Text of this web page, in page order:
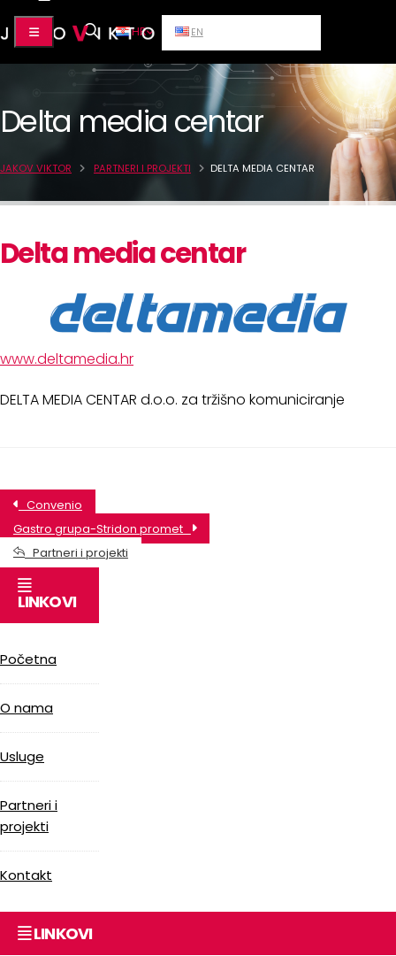
HR EN
Delta media centar
JAKOV VIKTOR PARTNERI I PROJEKTI DELTA MEDIA CENTAR
Delta media centar
www.deltamedia.hr
DELTA MEDIA CENTAR d.o.o. za tržišno komuniciranje
Convenio
Gastro grupa-Stridon promet
Partneri i projekti
LINKOVI
Početna
O nama
Usluge
Partneri i
projekti
Kontakt
LINKOVI